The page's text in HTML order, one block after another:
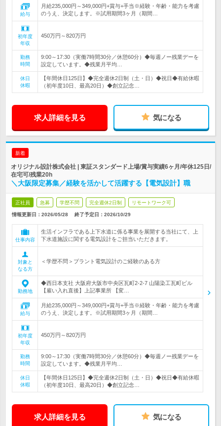
給与
月給235,000円～349,000円+賞与+手当※経験・年齢・能力を考慮
のうえ、決定します。※試用期間3ヶ月（期間…
初年度
年収
450万円～820万円
勤務
時間
9:00～17:30（実働7時間30分／休憩60分）◆毎週ノー残業デーを
設定しています。◆残業月平均…
休日
休暇
【年間休日125日】◆完全週休2日制（土・日）◆祝日◆有給休暇
（初年度10日、最高20日）◆創立記念…
求人詳細を見る 気になる
新着
オリジナル設計株式会社 | 東証スタンダード上場/賞与実績6ヶ月/年休125日/
在宅可/残業20h
＼大阪限定募集／経験を活かして活躍する【電気設計】職
正社員 急募 学歴不問 完全週休2日制 リモートワーク可
情報更新日：2026/05/28 終了予定日： 2026/10/29
仕事内容
生活インフラである上下水道に係る事業を展開する当社にて、上
下水道施設に関する電気設計をご担当いただきます。
対象と
なる方
＜学歴不問＞プラント電気設計のご経験のある方
勤務地
◆西日本支社 大阪府大阪市中央区瓦町2-2-7 山陽染工瓦町ビル
【雇い入れ直後】上記事業所 【変…
給与
月給235,000円～349,000円+賞与+手当※経験・年齢・能力を考慮
のうえ、決定します。※試用期間3ヶ月（期間…
初年度
年収
450万円～820万円
勤務
時間
9:00～17:30（実働7時間30分／休憩60分）◆毎週ノー残業デーを
設定しています。◆残業月平均…
休日
休暇
【年間休日125日】◆完全週休2日制（土・日）◆祝日◆有給休暇
（初年度10日、最高20日）◆創立記念…
求人詳細を見る 気になる